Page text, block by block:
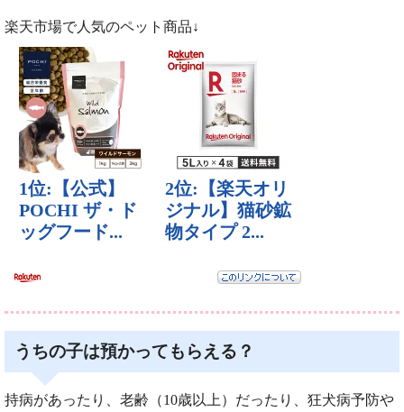
楽天市場で人気のペット商品↓
うちの子は預かってもらえる？
持病があったり、老齢（10歳以上）だったり、狂犬病予防や